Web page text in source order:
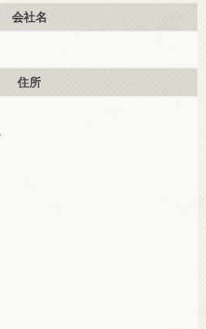
会社名
住所